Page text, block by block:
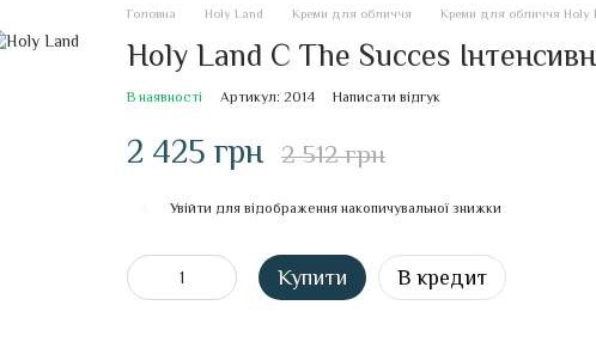
Головна Holy Land Креми для обличчя Креми для обличчя Holy
Holy Land C The Succes
В наявності Артикул: 2014 Написати відгук
2 425 грн 2 512 грн
Увійти для відображення накопичувальної знижки
Купити В кредит